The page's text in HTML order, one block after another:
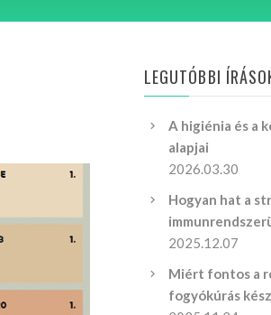
LEGUTÓBBI
A higiénia és a
alapjai
2026.03.30
Hogyan hat a
2025.12.07
Miért fontos a
fogyókúrás